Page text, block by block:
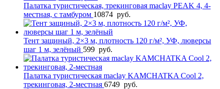
Палатка туристическая, трекинговая maclay PEAK 4, 4-
местная, с тамбуром 10874 руб.
Тент защиный, 2×3 м, плотность 120 г/м², УФ, люверсы
шаг 1 м, зелёный 599 руб.
Палатка туристическая maclay KAMCHATKA Сool 2,
трекинговая, 2-местная 6749 руб.